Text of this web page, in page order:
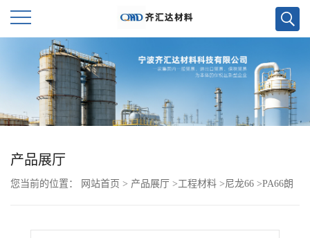
首
页
公
产品展厅
您当前的位置： 网站首页 > 产品展厅 >工程材料 >尼龙66 >PA66朗